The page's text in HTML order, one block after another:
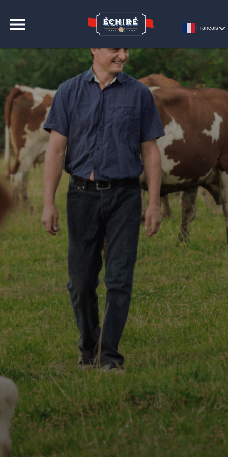
Français
CONTACT